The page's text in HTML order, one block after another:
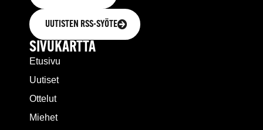
UUTISTEN RSS-SYÖTE
SIVUKARTTA
Etusivu
Uutiset
Ottelut
Miehet